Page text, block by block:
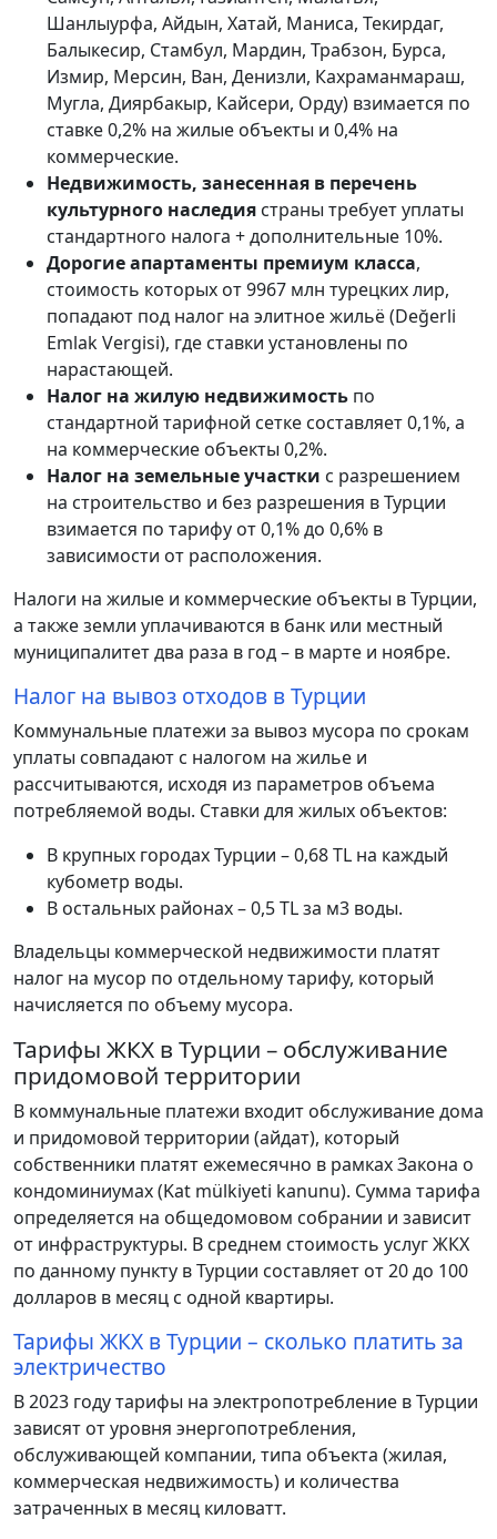
Шанлыурфа, Айдын, Хатай, Маниса, Текирдаг,
Балыкесир, Стамбул, Мардин, Трабзон, Бурса,
Измир, Мерсин, Ван, Денизли, Кахраманмараш,
Мугла, Диярбакыр, Кайсери, Орду) взимается по
ставке 0,2% на жилые объекты и 0,4% на
коммерческие.
Недвижимость, занесенная в перечень
культурного наследия страны требует уплаты
стандартного налога + дополнительные 10%.
Дорогие апартаменты премиум класса,
стоимость которых от 9967 млн турецких лир,
попадают под налог на элитное жильё (Değerli
Emlak Vergisi), где ставки установлены по
нарастающей.
Налог на жилую недвижимость по
стандартной тарифной сетке составляет 0,1%, а
на коммерческие объекты 0,2%.
Налог на земельные участки с разрешением
на строительство и без разрешения в Турции
взимается по тарифу от 0,1% до 0,6% в
зависимости от расположения.
Налоги на жилые и коммерческие объекты в Турции,
а также земли уплачиваются в банк или местный
муниципалитет два раза в год – в марте и ноябре.
Налог на вывоз отходов в Турции
Коммунальные платежи за вывоз мусора по срокам
уплаты совпадают с налогом на жилье и
рассчитываются, исходя из параметров объема
потребляемой воды. Ставки для жилых объектов:
В крупных городах Турции – 0,68 TL на каждый
кубометр воды.
В остальных районах – 0,5 TL за м3 воды.
Владельцы коммерческой недвижимости платят
налог на мусор по отдельному тарифу, который
начисляется по объему мусора.
Тарифы ЖКХ в Турции – обслуживание
придомовой территории
В коммунальные платежи входит обслуживание дома
и придомовой территории (айдат), который
собственники платят ежемесячно в рамках Закона о
кондоминиумах (Kat mülkiyeti kanunu). Сумма тарифа
определяется на общедомовом собрании и зависит
от инфраструктуры. В среднем стоимость услуг ЖКХ
по данному пункту в Турции составляет от 20 до 100
долларов в месяц с одной квартиры.
Тарифы ЖКХ в Турции – сколько платить за
электричество
В 2023 году тарифы на электропотребление в Турции
зависят от уровня энергопотребления,
обслуживающей компании, типа объекта (жилая,
коммерческая недвижимость) и количества
затраченных в месяц киловатт.